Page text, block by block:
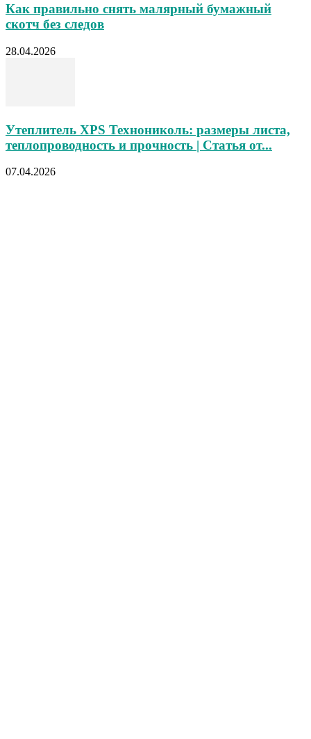
Как правильно снять малярный бумажный
скотч без следов
28.04.2026
Утеплитель XPS Технониколь: размеры листа,
теплопроводность и прочность | Статья от...
07.04.2026